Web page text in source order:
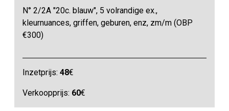
N° 2/2A "20c. blauw", 5 volrandige ex.,
kleurnuances, griffen, geburen, enz, zm/m (OBP
€300)
Inzetprijs:48€
Verkoopprijs: 60€